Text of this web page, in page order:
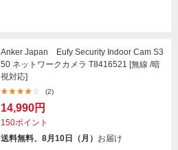
Anker Japan Eufy Security Indoor Cam S3
50 ネットワークカメラ T8416521 [無線 /暗
視対応]
(2)
14,990円
150ポイント
送料無料、8月10日（月） お届け